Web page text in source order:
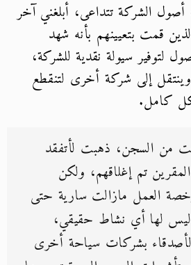
الشركة تتداعى، أبلغني آخر
قمت بتعيينهم بأنه شهد
لتوفير سيولة نقدية للشركة،
إلى شركة أخرى لتنقطع
كامل.
السجن، ذهبت لأتفقد
تم إغلاقهم، ولكن
العمل مازالت سارية حتى
ليس لها أي نشاط حقيقي،
بشركات سياحة أخرى